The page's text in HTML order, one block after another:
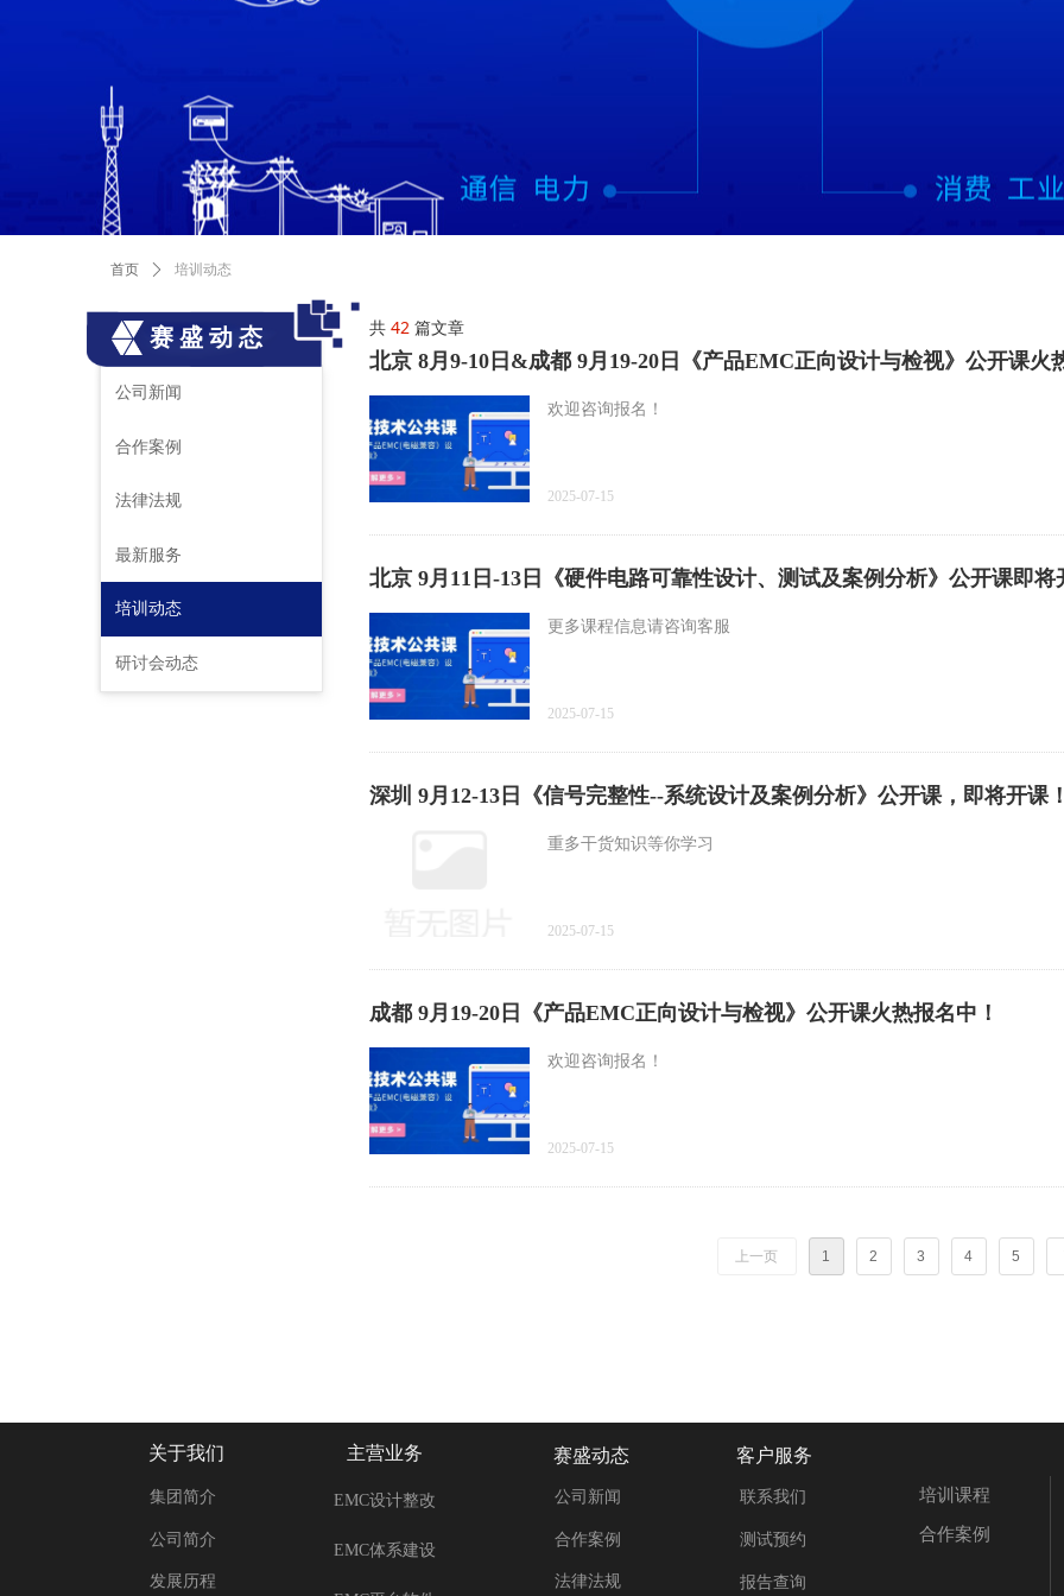
共 42 篇文章
北京 8月9-10日&成都 9月19-20日《产品EMC正向设计与检视》公开课火
欢迎咨询报名！
2025-07-15
北京 9月11日-13日《硬件电路可靠性设计、测试及案例分析》公开课即将
更多课程信息请咨询客服
2025-07-15
深圳 9月12-13日《信号完整性--系统设计及案例分析》公开课，即将开课！
重多干货知识等你学习
2025-07-15
成都 9月19-20日《产品EMC正向设计与检视》公开课火热报名中！
欢迎咨询报名！
2025-07-15
上一页 1 2 3 4 5
赛盛动态
公司新闻
合作案例
法律法规
最新服务
培训动态
研讨会动态
首页 ꄲ 培训动态
集团简介
公司简介
发展历程
联系我们
测试预约
报告查询
EMC设计整改
EMC体系建设
公司新闻
合作案例
法律法规
培训课程
合作案例
关于我们 主营业务 赛盛动态 客户服务